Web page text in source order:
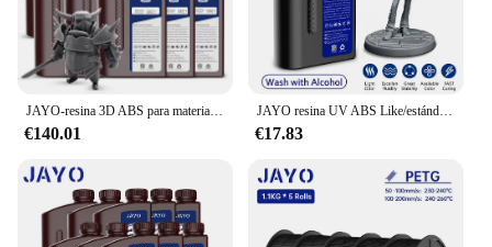
JAYO-resina 3D ABS para materiales de impresora 3D, líquido de curado rápido UV, UV LCD, similar a PA, sin marco, alta temperatura, estándar, 10kg
€140.01
JAYO resina UV ABS Like/estándar/a base de plantas/nailon Like/Water-Wash 1KG 405nm líquido de curado rápido UV para Material de impresión LCD 3D
€17.83